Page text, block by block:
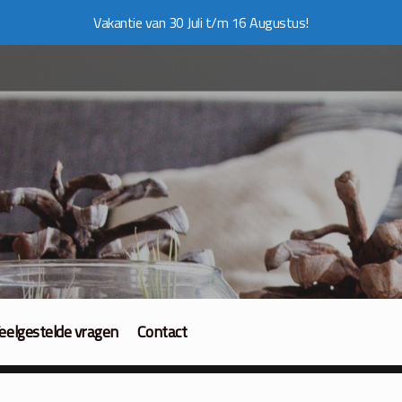
Vakantie van 30 Juli t/m 16 Augustus!
vragen Contact